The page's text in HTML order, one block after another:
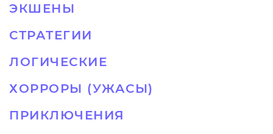
ЭКШЕНЫ
СТРАТЕГИИ
ЛОГИЧЕСКИЕ
ХОРРОРЫ (УЖАСЫ)
ПРИКЛЮЧЕНИЯ